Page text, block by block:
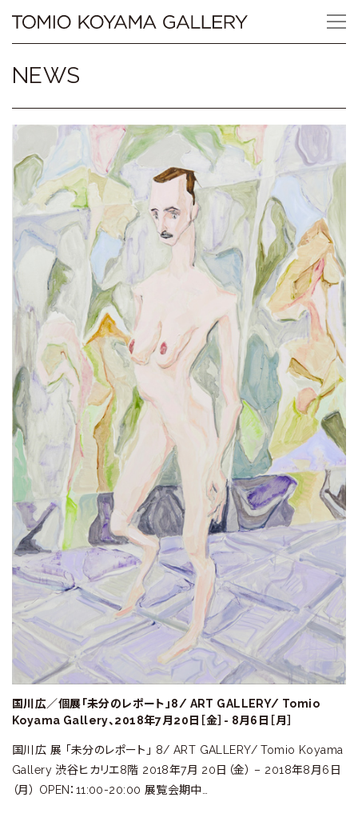
content
Tomio
Koyama
小
山
登
美
夫
ギ
ャ
ラ
リ
ー
NEWS
国川広／個展「未分のレポート」8/ ART GALLERY/ Tomio
Koyama Gallery、2018年7月20日［金］- 8月6日［月］
国川広 展 「未分のレポート」 8/ ART GALLERY/ Tomio Koyama
Gallery 渋谷ヒカリエ8階 2018年7月 20日（金） – 2018年8月6日
（月） OPEN：11:00-20:00 展覧会期中…